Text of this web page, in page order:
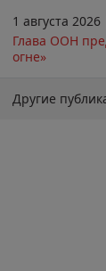
1 августа
Глава ООН
огне»
Другие